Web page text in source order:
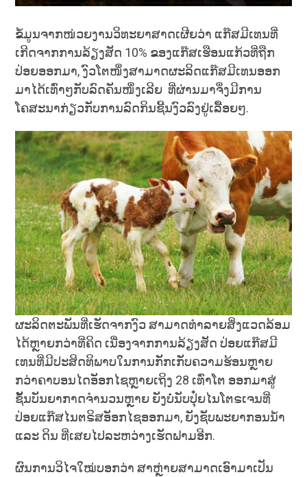
ຂໍ້ມູນຈາກໜ່ວຍງານວິທະຍາສາດເຜີຍວ່າ ແກ໊ສມີເທນທີ່
ເກີດຈາກການລ້ຽງສັດ 10% ຂອງແກ໊ສເຮືອນແກ້ວທີ່ຖືກ
ປ່ອຍອອກມາ, ງົວໂຕໜຶ່ງສາມາດຜະລິດແກ໊ສມີເທນອອກ
ມາໄດ້ເທົ່າໆກັບລົດຄັນໜຶ່ງເລີຍ ທີ່ຜ່ານມາຈຶ່ງມີການ
ໂຄສະນາກ່ຽວກັບການລົດກິນຊີ້ນງົວລົງຢູ່ເລື້ອຍໆ.
ຜະລິດຕະພັນທີ່ເຮັດຈາກງົວ ສາມາດທຳລາຍສິ່ງແວດລ້ອມ
ໄດ້ຫຼາຍກວ່າທີ່ຄິດ ເນື່ອງຈາກການລ້ຽງສັດ ປ່ອຍແກ໊ສມີ
ເທນທີ່ມີປະສິດທິພາບໃນການກັກເກັບຄວາມຮ້ອນຫຼາຍ
ກວ່າຄາບອນໄດອັອກໄຊຫຼາຍເຖິງ 28 ເທົ່າໂຕ ອອກມາສູ່
ຊັ້ນບັນຍາກາດຈຳນວນຫຼາຍ ຍັງບໍ່ນັບປຸ໋ຍໄນໂຕຣເຈນທີ່
ປ່ອຍແກ໊ສໄນຕຣິສອັອກໄຊອອກມາ, ຍັງຊັບພະຍາກອນນ້ຳ
ແລະ ດິນ ທີ່ເສຍໄປລະຫວ່າງເຮັດຟາມອີກ.
ຜົນການວິໄຈໃໝ່ບອກວ່າ ສາຫຼ່າຍສາມາດເອົາມາເປັນ